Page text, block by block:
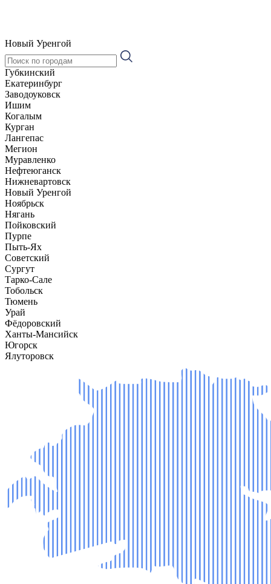
Новый Уренгой
Губкинский
Екатеринбург
Заводоуковск
Ишим
Когалым
Курган
Лангепас
Мегион
Муравленко
Нефтеюганск
Нижневартовск
Новый Уренгой
Ноябрьск
Нягань
Пойковский
Пурпе
Пыть-Ях
Советский
Сургут
Тарко-Сале
Тобольск
Тюмень
Урай
Фёдоровский
Ханты-Мансийск
Югорск
Ялуторовск